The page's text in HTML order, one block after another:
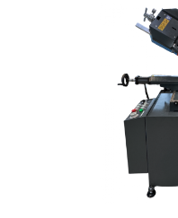
Bildergalerie überspringen